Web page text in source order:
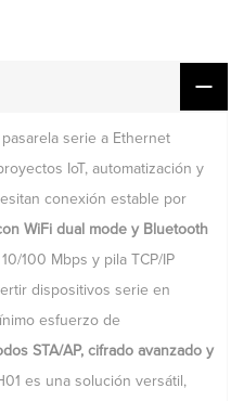
serie a Ethernet
IoT, automatización y
conexión estable por
WiFi dual mode y Bluetooth
100 Mbps y pila TCP/IP
dispositivos serie en
esfuerzo de
STA/AP, cifrado avanzado y
es una solución versátil,